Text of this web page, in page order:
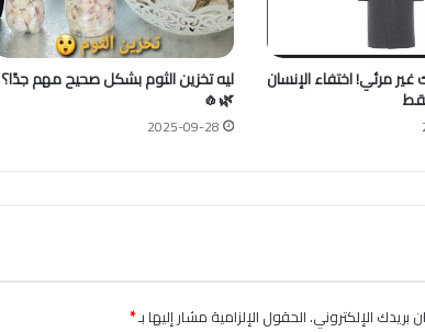
مرئي! اختفاء الإنسان ليه تخزين الثوم بشكل صحيح مهم جدًا؟
🌿🧄
2025-09-28
بريدك الإلكتروني.الحقول الإلزامية مشار إليها بـ*